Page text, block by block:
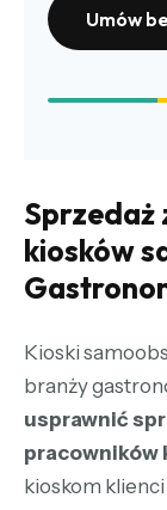
Umów
Sprzedaż
kiosków
Kioski
branży
usprawnić
pracowników
kioskom